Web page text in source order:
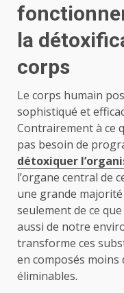
la
corps
Le corps humain
sophistiqué et
Contrairement à ce
pas besoin de
détoxiquer
l’organe central de
une grande
seulement de ce
aussi de notre
transforme ces
en composés
éliminables.